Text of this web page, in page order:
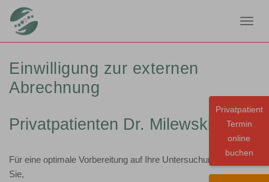
Einwilligung zur externen
Abrechnung
Privatpatienten Dr. Milewski
Für eine optimale Vorbereitung auf Ihre Untersuchung bitten wir
Sie,
Privatpatient
Termin
online
buchen